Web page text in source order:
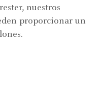
nuestros
proporcionar un